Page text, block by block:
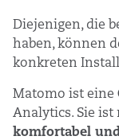
Diejenigen, die
haben, können
konkreten
Matomo ist eine
Analytics. Sie ist
komfortabel